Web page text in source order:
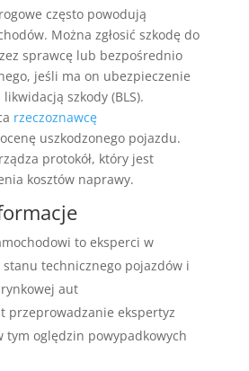
często powodują
Można zgłosić szkodę do
sprawcę lub bezpośrednio
jeśli ma on ubezpieczenie
szkody (BLS).
rzeczoznawcę
ocenę uszkodzonego pojazdu.
protokół, który jest
kosztów naprawy.
to eksperci w
technicznego pojazdów i
aut
przeprowadzanie ekspertyz
tym oględzin powypadkowych